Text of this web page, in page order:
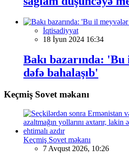
İqtisadiyyat
18 İyun 2024 16:34
Bakı bazarında:
dəfə bahalaşıb'
Keçmiş Sovet məkanı
Keçmiş Sovet məkanı
7 Avqust 2026, 10:26